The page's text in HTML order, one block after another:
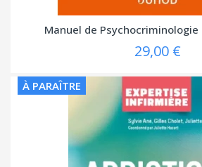
Manuel de Psychocriminologie
29,00 €
À PARAÎTRE